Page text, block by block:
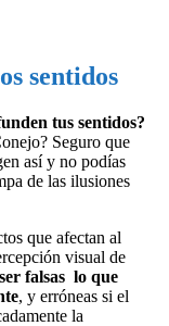
sentidos
tus sentidos?
Seguro que
así y no podías
de las ilusiones
que afectan al
visual de
falsas lo que
, y erróneas si el
la